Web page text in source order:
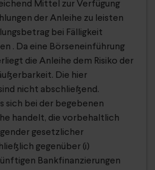
Mittel zur Verfügung
der Anleihe zu leisten
bei Fälligkeit
. Da eine Börseneinführung
die Anleihe dem Risiko der
Die hier
nicht abschließend.
sich bei der begebenen
handelt, die vorbehaltlich
gesetzlicher
gegenüber (i)
Bankfinanzierungen